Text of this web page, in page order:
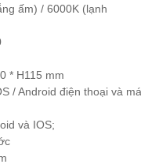
ấm) / 6000K (lạnh
RA> 80
phẩm: φ60 *
/ Android điện thoại và
và IOS;
thấm